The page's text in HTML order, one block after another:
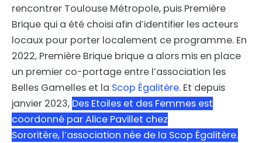
rencontrer Toulouse Métropole, puis Première
Brique qui a été choisi afin d’identifier les acteurs
locaux pour porter localement ce programme. En
2022, Première Brique brique a alors mis en place
un premier co-portage entre l’association les
Belles Gamelles et la Scop Égalitère. Et depuis
janvier 2023, Des Etoiles et des Femmes est
coordonné par Alice Pavillet chez
Sororitère, l’association née de la Scop Égalitère.